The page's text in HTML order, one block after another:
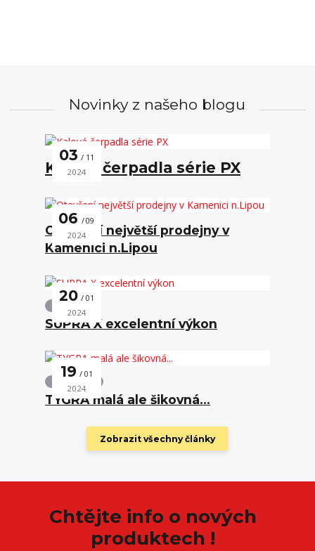
Novinky z našeho blogu
03 11
2024
Kalová čerpadla série PX
06 09
2024
Otevření největší prodejny v
Kamenici n.Lipou
20 01
2024
SUPRA X excelentní výkon
19 01
2024
TYGRA Light
TYGRA malá ale šikovná...
Zobrazit všechny články
Chtějte info o nových
produktech !